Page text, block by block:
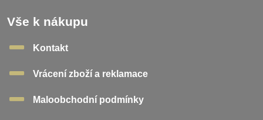
Vše k nákupu
Kontakt
Vrácení zboží a reklamace
Maloobchodní podmínky